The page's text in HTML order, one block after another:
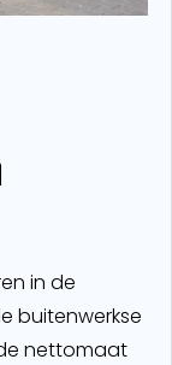
in de
buitenwerkse
nettomaat